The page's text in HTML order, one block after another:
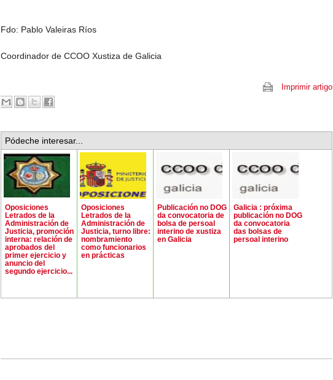
Fdo: Pablo Valeiras Ríos
Coordinador de CCOO Xustiza de Galicia
Imprimir artigo
Pódeche interesar...
Oposiciones
Letrados de la
Administración de
Justicia, promoción
interna: relación de
aprobados del
primer ejercicio y
anuncio del
segundo ejercicio...
Oposiciones
Letrados de la
Administración de
Justicia, turno libre:
nombramiento
como funcionarios
en prácticas
Publicación no DOG
da convocatoria de
bolsa de persoal
interino de xustiza
en Galicia
Galicia : próxima
publicación no DOG
da convocatoria
das bolsas de
persoal interino